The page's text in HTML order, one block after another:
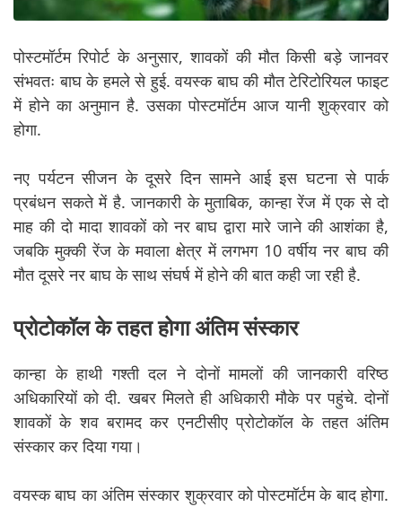
पोस्टमॉर्टम रिपोर्ट के अनुसार, शावकों की मौत किसी बड़े जानवर
संभवतः बाघ के हमले से हुई. वयस्क बाघ की मौत टेरिटोरियल फाइट
में होने का अनुमान है. उसका पोस्टमॉर्टम आज यानी शुक्रवार को
होगा.
नए पर्यटन सीजन के दूसरे दिन सामने आई इस घटना से पार्क
प्रबंधन सकते में है. जानकारी के मुताबिक, कान्हा रेंज में एक से दो
माह की दो मादा शावकों को नर बाघ द्वारा मारे जाने की आशंका है,
जबकि मुक्की रेंज के मवाला क्षेत्र में लगभग 10 वर्षीय नर बाघ की
मौत दूसरे नर बाघ के साथ संघर्ष में होने की बात कही जा रही है.
प्रोटोकॉल के तहत होगा अंतिम संस्कार
कान्हा के हाथी गश्ती दल ने दोनों मामलों की जानकारी वरिष्ठ
अधिकारियों को दी. खबर मिलते ही अधिकारी मौके पर पहुंचे. दोनों
शावकों के शव बरामद कर एनटीसीए प्रोटोकॉल के तहत अंतिम
संस्कार कर दिया गया।
वयस्क बाघ का अंतिम संस्कार शुक्रवार को पोस्टमॉर्टम के बाद होगा.